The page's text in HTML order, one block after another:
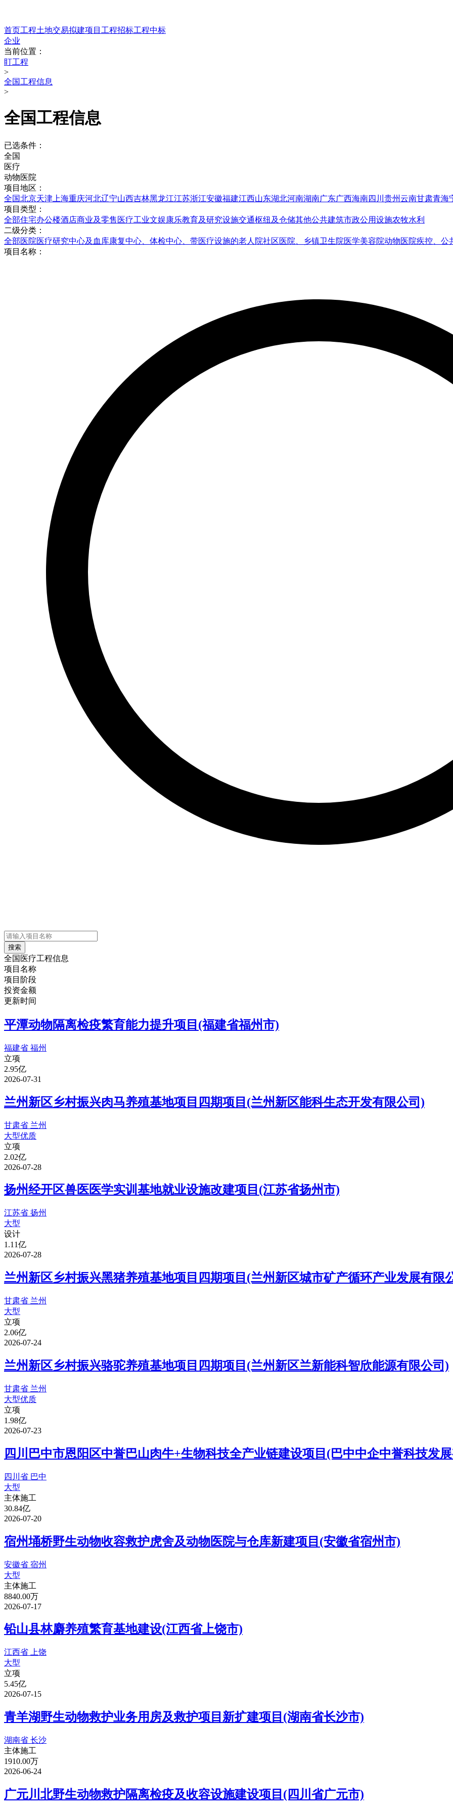
首页工程土地交易拟建项目 工程招标工程中标
企业
当前位置：
盯工程
>
全国工程信息
>
全国工程信息
已选条件：
全国
医疗
动物医院
项目地区：
全国北京天津 上海重庆河北辽宁山西吉林黑龙江江苏浙江安徽福建江西山东湖北河南湖南广东广西海南四川 贵州云南甘肃青海
项目类型：
全部住宅办公楼酒店商业及零售 医疗工业文娱康乐教育及研究设施交通枢纽及仓储其他公共建筑市政公用设施农牧水利
二级分类：
全部医院医疗研究中心及血库康复中心、体检中心、带医疗设施的老人院社区医院、乡镇卫生院医学美容院动物医院疾控、公
项目名称：
搜索
全国医疗工程信息
项目名称
项目阶段
投资金额
更新时间
平潭动物隔离检疫繁育能力提升项目(福建省福州市)
福建省 福州
立项
2.95亿
2026-07-31
兰州新区乡村振兴肉马养殖基地项目四期项目(兰州新区能科生态开发有限公司)
甘肃省 兰州
大型优质
立项
2.02亿
2026-07-28
扬州经开区兽医医学实训基地就业设施改建项目(江苏省扬州市)
江苏省 扬州
大型
设计
1.11亿
2026-07-28
兰州新区乡村振兴黑猪养殖基地项目四期项目(兰州新区城市矿产循环产业发展有限
甘肃省 兰州
大型
立项
2.06亿
2026-07-24
兰州新区乡村振兴骆驼养殖基地项目四期项目(兰州新区兰新能科智欣能源有限公司)
甘肃省 兰州
大型优质
立项
1.98亿
2026-07-23
四川巴中市恩阳区中誉巴山肉牛+生物科技全产业链建设项目(巴中中企中誉科技发
四川省 巴中
大型
主体施工
30.84亿
2026-07-20
宿州埇桥野生动物收容救护虎舍及动物医院与仓库新建项目(安徽省宿州市)
安徽省 宿州
大型
主体施工
8840.00万
2026-07-17
铅山县林麝养殖繁育基地建设(江西省上饶市)
江西省 上饶
大型
立项
5.45亿
2026-07-15
青羊湖野生动物救护业务用房及救护项目新扩建项目(湖南省长沙市)
湖南省 长沙
主体施工
1910.00万
2026-06-24
广元川北野生动物救护隔离检疫及收容设施建设项目(四川省广元市)